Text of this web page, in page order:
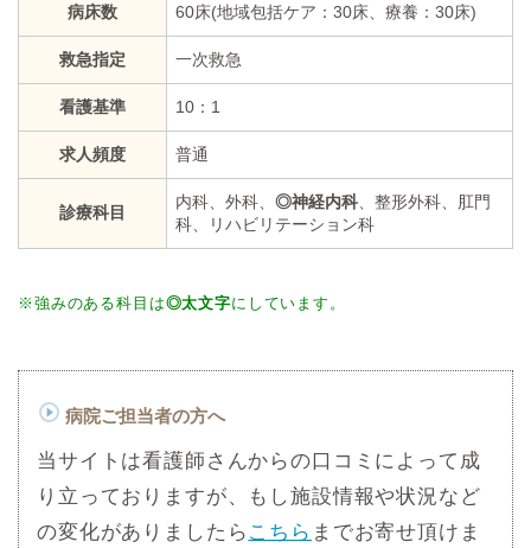
病床数 60床(地域包括ケア：30床、療養：30床)
救急指定 一次救急
看護基準 10：1
求人頻度 普通
診療科目
内科、外科、 ◎神経内科 、整形外科、肛門
科、リハビリテーション科
※強みのある科目は◎太文字にしています。
病院ご担当者の方へ
当サイトは看護師さんからの口コミによって成
り立っておりますが、もし施設情報や状況など
の変化がありましたら こちら までお寄せ頂けま